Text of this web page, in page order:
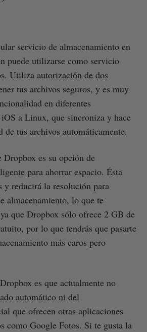
servicio de almacenamiento en
puede utilizarse como servicio
Utiliza autorización de dos
tus archivos seguros, y es muy
en diferentes
a Linux, que sincroniza y hace
de tus archivos automáticamente.
es su opción de
para ahorrar espacio. Ésta
y reducirá la resolución para
almacenamiento, lo que te
que Dropbox sólo ofrece 2 GB de
por lo que tendrás que pasarte
más caros pero
es que actualmente no
automático ni del
que ofrecen otras aplicaciones
como Google Fotos. Si te gusta la